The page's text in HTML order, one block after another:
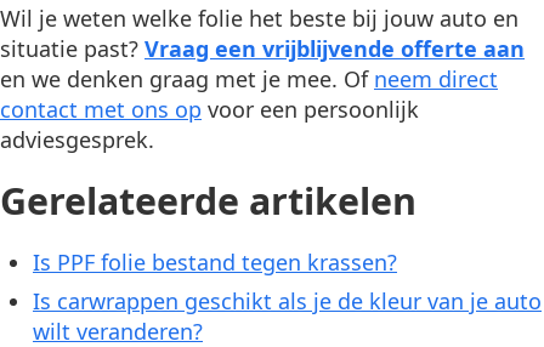
Wil je weten welke folie het beste bij jouw auto en
situatie past? Vraag een vrijblijvende offerte aan
en we denken graag met je mee. Of neem direct
contact met ons op voor een persoonlijk
adviesgesprek.
Gerelateerde artikelen
Is PPF folie bestand tegen krassen?
Is carwrappen geschikt als je de kleur van je auto
wilt veranderen?